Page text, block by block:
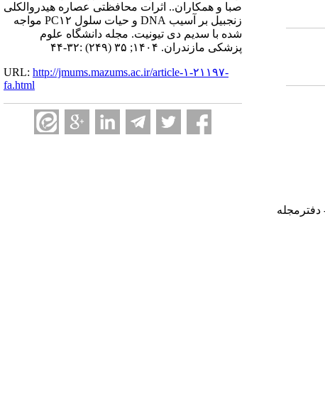
صبا و همکاران.. اثرات محافظتی عصاره هیدروالکلی
زنجبیل بر آسیب DNA و حیات سلول PC۱۲ مواجه
شده با سدیم دی تیونیت. مجله دانشگاه علوم
پزشکی مازندران. ۱۴۰۴; ۳۵ (۲۴۹) :۳۲-۴۴
URL: http://jmums.mazums.ac.ir/article-۱-۲۱۱۹۷-
fa.html